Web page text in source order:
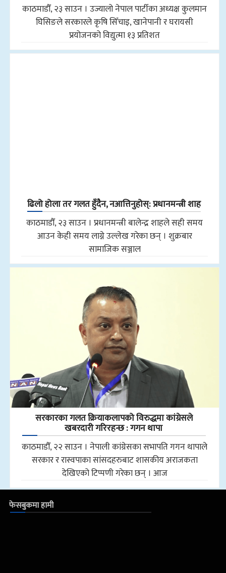
काठमाडौँ, २३ साउन । उज्यालो नेपाल पार्टीका अध्यक्ष कुलमान
घिसिङले सरकारले कृषि सिँचाइ, खानेपानी र घरायसी
प्रयोजनको विद्युत्मा १३ प्रतिशत
ढिलो होला तर गलत हुँदैन, नआत्तिनुहोस्: प्रधानमन्त्री शाह
काठमाडौँ, २३ साउन । प्रधानमन्त्री बालेन्द्र शाहले सही समय
आउन केही समय लाग्ने उल्लेख गरेका छन् । शुक्रबार
सामाजिक सञ्जाल
सरकारका गलत क्रियाकलापको विरुद्धमा कांग्रेसले
खबरदारी गरिरहन्छ : गगन थापा
काठमाडौँ, २२ साउन । नेपाली कांग्रेसका सभापति गगन थापाले
सरकार र रास्वपाका सांसदहरुबाट शासकीय अराजकता
देखिएको टिप्पणी गरेका छन् । आज
फेसबुकमा हामी